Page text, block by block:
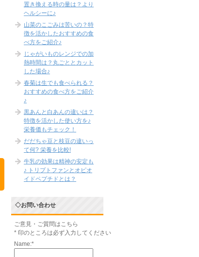
置き換える時の量は？より
ヘルシーに♪
山菜のこごみは苦いの？特
徴を活かしたおすすめの食
べ方をご紹介♪
じゃがいものレンジでの加
熱時間は？丸ごととカット
した場合♪
春菊は生でも食べられる？
おすすめの食べ方をご紹介
♪
黒あんと白あんの違いは？
特徴を活かした使い方を♪
栄養価もチェック！
だだちゃ豆と枝豆の違いっ
て何? 栄養を比較!
牛乳の効果は精神の安定も
♪ トリプトファンとオピオ
イドペプチドとは？
◇お問い合わせ
ご意見・ご質問はこちら
* 印のところは必ず入力してください
Name:*